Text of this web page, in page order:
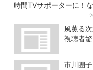
時間TVサポーターに！
男子・藤原丈一郎から
メッセージを告白風薫る
視聴者
市川團